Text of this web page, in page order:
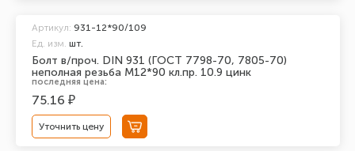
Болт в/проч. DIN 931 (ГОСТ 7798-70, 7805-70)
неполная резьба М12*90 кл.пр. 10.9 цинк
Артикул: 931-12*90/109
Ед. изм. шт.
последняя цена:
75.16 ₽
Уточнить цену